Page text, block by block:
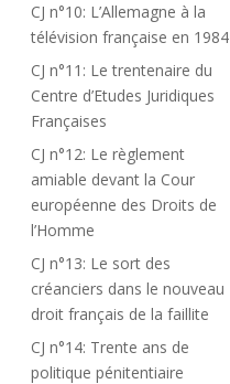
CJ n°10: L’Allemagne à la
télévision française en 1984
CJ n°11: Le trentenaire du
Centre d’Etudes Juridiques
Françaises
CJ n°12: Le règlement
amiable devant la Cour
européenne des Droits de
l’Homme
CJ n°13: Le sort des
créanciers dans le nouveau
droit français de la faillite
CJ n°14: Trente ans de
politique pénitentiaire